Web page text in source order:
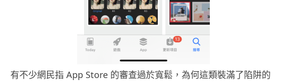
有不少網民指 App Store 的審查過於寬鬆，為何這類裝滿了陷阱的